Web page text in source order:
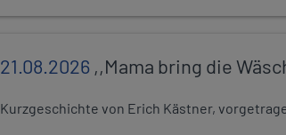
21.08.2026 ,,Mama bring die
Kurzgeschichte von Erich Kästner,